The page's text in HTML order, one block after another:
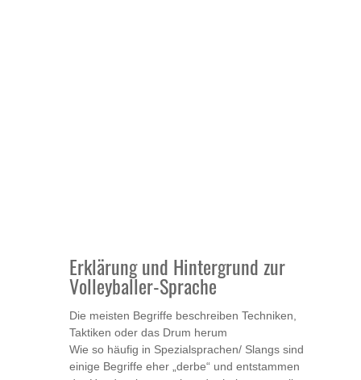
Erklärung und Hintergrund zur
Volleyballer-Sprache
Die meisten Begriffe beschreiben Techniken,
Taktiken oder das Drum herum
Wie so häufig in Spezialsprachen/ Slangs sind
einige Begriffe eher „derbe“ und entstammen